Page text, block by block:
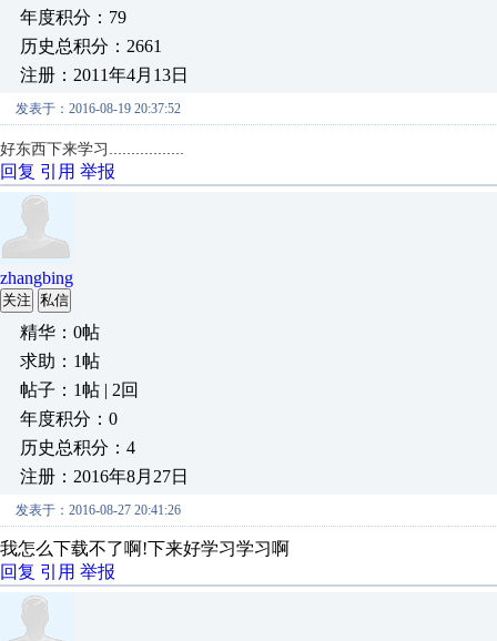
年度积分：79
历史总积分：2661
注册：2011年4月13日
发表于：2016-08-19 20:37:52
好东西下来学习.................
回复 引用 举报
zhangbing
关注 私信
精华：0帖
求助：1帖
帖子：1帖 | 2回
年度积分：0
历史总积分：4
注册：2016年8月27日
发表于：2016-08-27 20:41:26
我怎么下载不了啊!下来好学习学习啊
回复 引用 举报